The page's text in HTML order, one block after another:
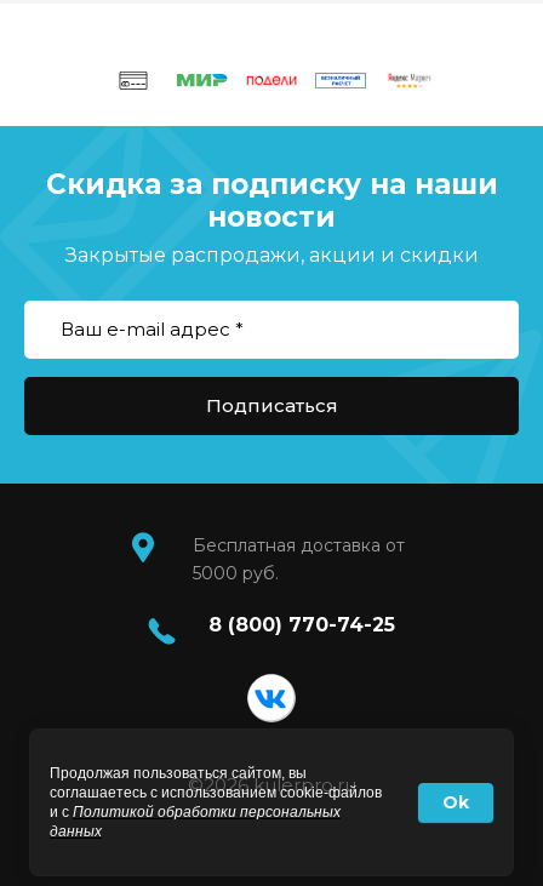
Скидка за подписку на наши
новости
Закрытые распродажи, акции и скидки
Подписаться
Бесплатная доставка от
5000 руб.
8 (800) 770-74-25
©2026 kulerpro.ru
Продолжая пользоваться сайтом, вы
соглашаетесь с использованием cookie-файлов
и с Политикой обработки персональных
данных
Ok